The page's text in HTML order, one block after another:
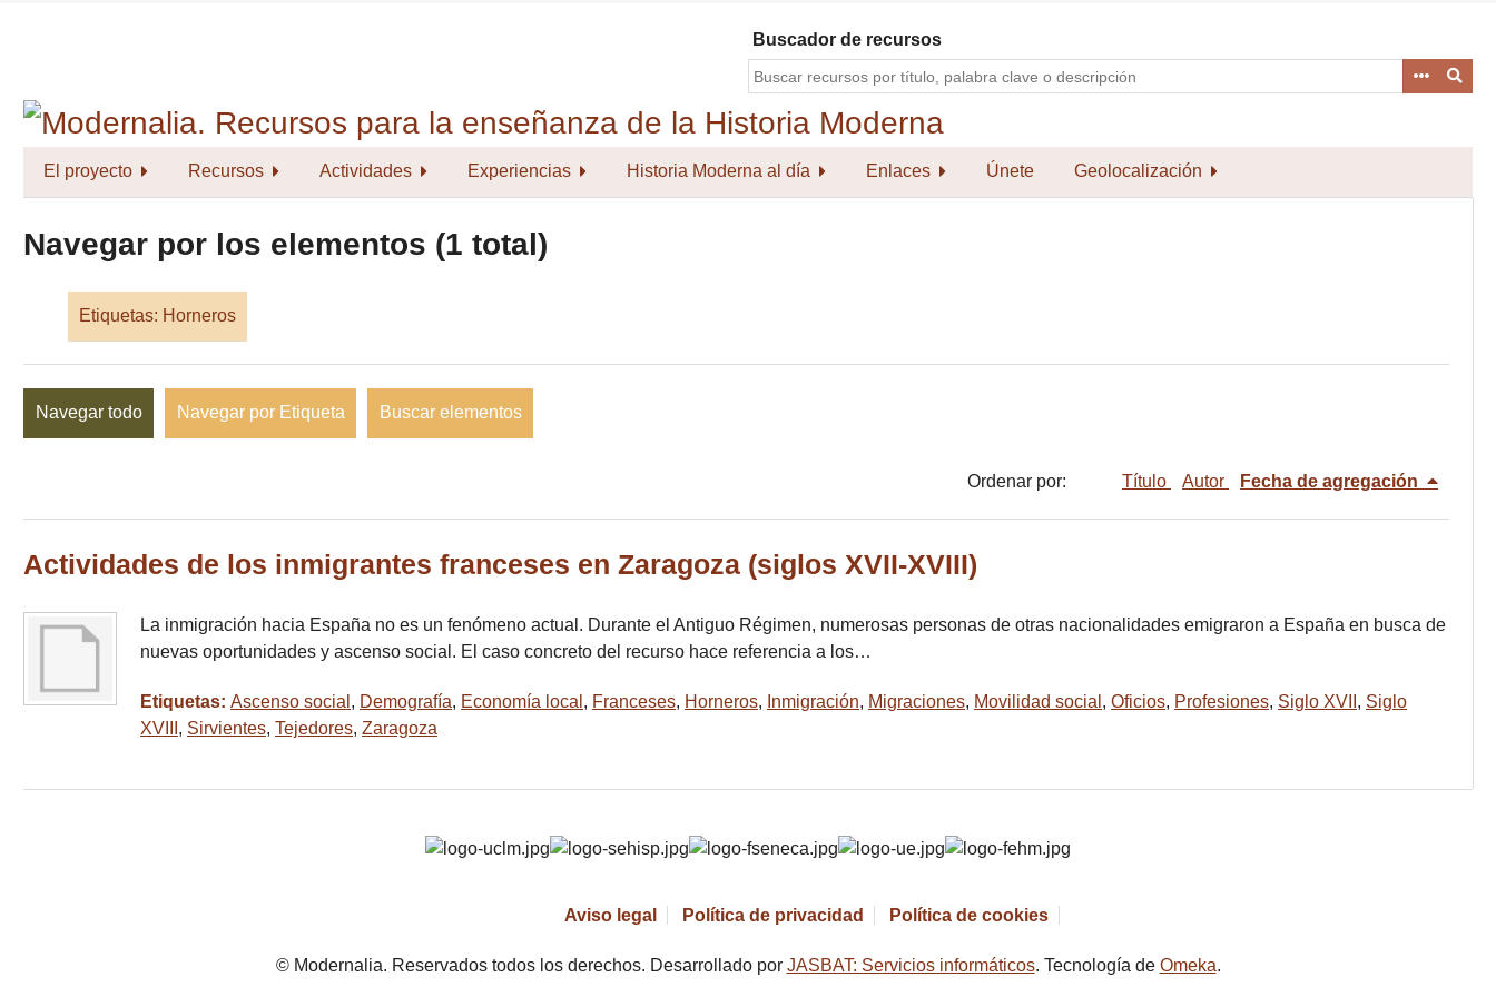
Buscador de recursos
El proyecto Recursos Actividades Experiencias Historia Moderna al día Enlaces Únete Geolocalización
Navegar por los elementos (1 total)
Etiquetas: Horneros
Navegar todo Navegar por Etiqueta Buscar elementos
Ordenar por: Título Autor Fecha de agregación
Actividades de los inmigrantes franceses en Zaragoza (siglos XVII-XVIII)
La inmigración hacia España no es un fenómeno actual. Durante el Antiguo Régimen, numerosas personas de otras nacionalidades emigraron a España en busca de
nuevas oportunidades y ascenso social. El caso concreto del recurso hace referencia a los…
Etiquetas: Ascenso social , Demografía, Economía local , Franceses, Horneros, Inmigración, Migraciones, Movilidad social , Oficios, Profesiones, Siglo XVII , Siglo
XVIII , Sirvientes, Tejedores, Zaragoza
Aviso legal Política de privacidad Política de cookies
© Modernalia. Reservados todos los derechos. Desarrollado por JASBAT: Servicios informáticos. Tecnología de Omeka.